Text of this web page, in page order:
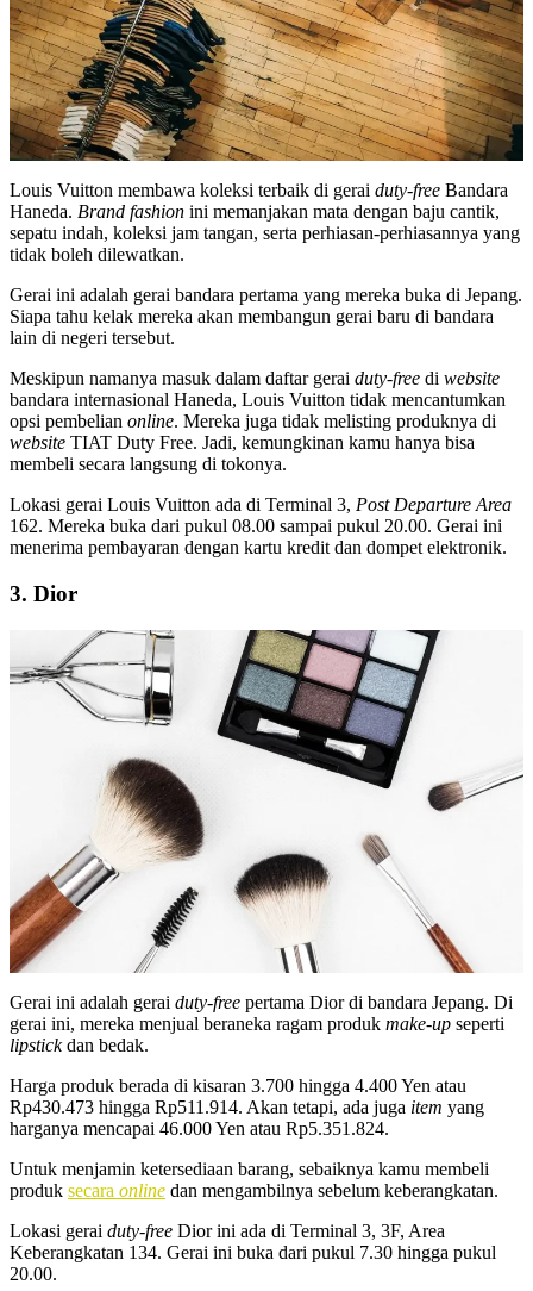
Louis Vuitton membawa koleksi terbaik di gerai duty-free Bandara
Haneda. Brand fashion ini memanjakan mata dengan baju cantik,
sepatu indah, koleksi jam tangan, serta perhiasan-perhiasannya yang
tidak boleh dilewatkan.
Gerai ini adalah gerai bandara pertama yang mereka buka di Jepang.
Siapa tahu kelak mereka akan membangun gerai baru di bandara
lain di negeri tersebut.
Meskipun namanya masuk dalam daftar gerai duty-free di website
bandara internasional Haneda, Louis Vuitton tidak mencantumkan
opsi pembelian online. Mereka juga tidak melisting produknya di
website TIAT Duty Free. Jadi, kemungkinan kamu hanya bisa
membeli secara langsung di tokonya.
Lokasi gerai Louis Vuitton ada di Terminal 3, Post Departure Area
162. Mereka buka dari pukul 08.00 sampai pukul 20.00. Gerai ini
menerima pembayaran dengan kartu kredit dan dompet elektronik.
3. Dior
Gerai ini adalah gerai duty-free pertama Dior di bandara Jepang. Di
gerai ini, mereka menjual beraneka ragam produk make-up seperti
lipstickdan bedak.
Harga produk berada di kisaran 3.700 hingga 4.400 Yen atau
Rp430.473 hingga Rp511.914. Akan tetapi, ada juga item yang
harganya mencapai 46.000 Yen atau Rp5.351.824.
Untuk menjamin ketersediaan barang, sebaiknya kamu membeli
produk secara online dan mengambilnya sebelum keberangkatan.
Lokasi gerai duty-free Dior ini ada di Terminal 3, 3F, Area
Keberangkatan 134. Gerai ini buka dari pukul 7.30 hingga pukul
20.00.